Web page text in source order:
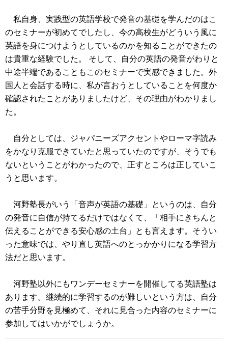
私自身、実践型の英語学校で発音の基礎を学んだのはこ
のセミナーが初めてでしたし、今の高校生がどういう風に
英語を身につけようとしているのかを知ることができたの
は貴重な経験でした。 そして、自分の英語の発音がわりと
中途半端であることもこのセミナーで実感できました。外
国人と会話する時に、私が言おうとしていることを何度か
確認されたことがありましたけど、その理由がわかりまし
た。
自分としては、ジャパニーズアクセントやローマ字読み
をかなり克服できていたと思っていたのですが、そうでも
ないということがわかったので、正すところは正していこ
うと思います。
河野塾長がいう「音声が英語の基礎」というのは、自分
の発音に自信が持てるだけではなくて、「相手にきちんと
伝えることができる安心感の土台」とも言えます。そうい
った意味では、やり直し英語へのとっかかりになる学習方
法だと思います。
河野塾以外にもワンデーセミナーを開催してる英語塾は
あります。継続的に学習するのが難しいという方は、自分
の苦手分野を見極めて、それに見合った内容のセミナーに
参加してはいかがでしょうか。